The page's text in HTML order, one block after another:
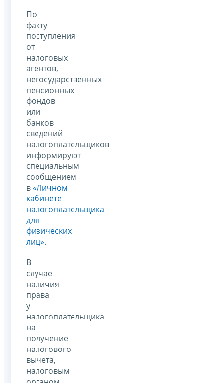
По
факту
поступления
от
налоговых
агентов,
негосударственных
пенсионных
фондов
или
банков
сведений
налогоплательщиков
информируют
специальным
сообщением
в«Личном
кабинете
налогоплательщика
для
физических
лиц».
В
случае
наличия
права
у
налогоплательщика
на
получение
налогового
вычета,
налоговым